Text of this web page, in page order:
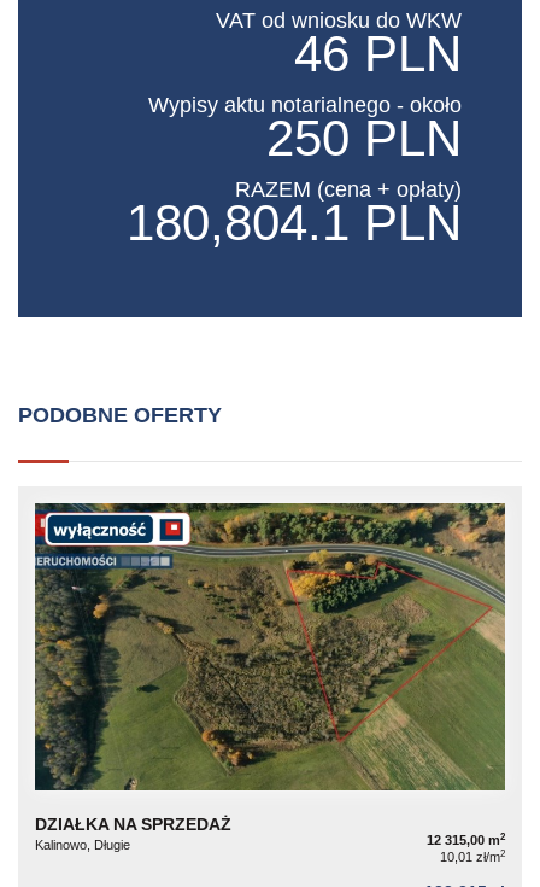
VAT od wniosku do WKW
46 PLN
Wypisy aktu notarialnego - około
250 PLN
RAZEM (cena + opłaty)
180,804.1 PLN
PODOBNE OFERTY
DZIAŁKA NA SPRZEDAŻ
Kalinowo, Długie 12 315,00 m2
10,01 zł/m2